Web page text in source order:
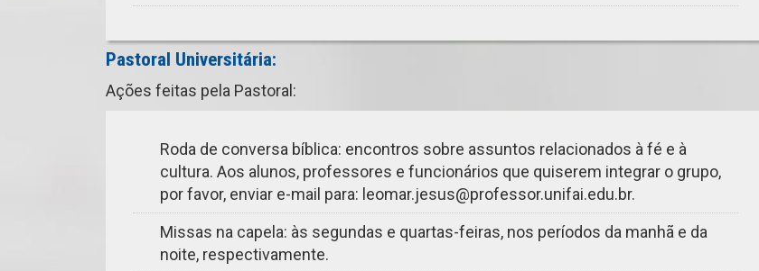
Pastoral Universitária:
Ações feitas pela Pastoral:
Roda de conversa bíblica: encontros sobre assuntos relacionados à fé e à
cultura. Aos alunos, professores e funcionários que quiserem integrar o grupo,
por favor, enviar e-mail para: leomar.jesus@professor.unifai.edu.br.
Missas na capela: às segundas e quartas-feiras, nos períodos da manhã e da
noite, respectivamente.